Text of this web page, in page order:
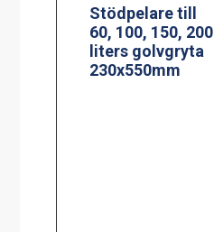
Stödpelare till
60, 100, 150, 200
liters golvgryta
230x550mm